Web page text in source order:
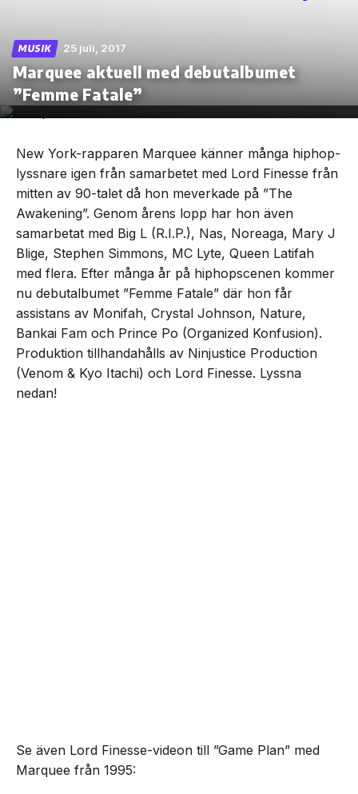
Skip
the
content
MUSIK 25 juli, 2017
Marquee aktuell med debutalbumet
”Femme Fatale”
New York-rapparen Marquee känner många hiphop-
lyssnare igen från samarbetet med Lord Finesse från
mitten av 90-talet då hon meverkade på ”The
Awakening”. Genom årens lopp har hon även
samarbetat med Big L (R.I.P.), Nas, Noreaga, Mary J
Blige, Stephen Simmons, MC Lyte, Queen Latifah
med flera. Efter många år på hiphopscenen kommer
nu debutalbumet ”Femme Fatale” där hon får
assistans av Monifah, Crystal Johnson, Nature,
Bankai Fam och Prince Po (Organized Konfusion).
Produktion tillhandahålls av Ninjustice Production
(Venom & Kyo Itachi) och Lord Finesse. Lyssna
nedan!
Se även Lord Finesse-videon till ”Game Plan” med
Marquee från 1995: